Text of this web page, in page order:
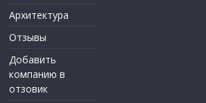
Архитектура
Отзывы
Добавить
компанию в
отзовик